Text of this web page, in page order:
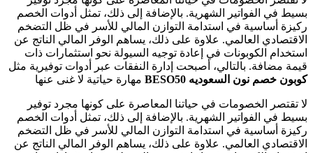
بسيط في الفواتير الشهرية. بالإضافة إلى ذلك، تمثل أدوات الخصم
ركيزة أساسية في استدامة التوازن المالي للأسر في ظل التضخم
الاقتصادي العالمي. علاوة على ذلك، يساهم الوفر المالي الناتج عن
استخدام الكوبونات في إعادة توجيه السيولة نحو استثمارات ذات
قيمة مضافة. بالتالي، أصبحت إدارة النفقات عبر أدوات توفيرية مثل
كوبون خصم نون السعوديه BESO50
مهارة حياتية لا غنى عنها
لا تقتصر الخصومات في حياتنا المعاصرة على كونها مجرد توفير
بسيط في الفواتير الشهرية. بالإضافة إلى ذلك، تمثل أدوات الخصم
ركيزة أساسية في استدامة التوازن المالي للأسر في ظل التضخم
الاقتصادي العالمي. علاوة على ذلك، يساهم الوفر المالي الناتج عن